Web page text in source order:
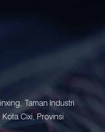
Taman Industri
Cixi, Provinsi